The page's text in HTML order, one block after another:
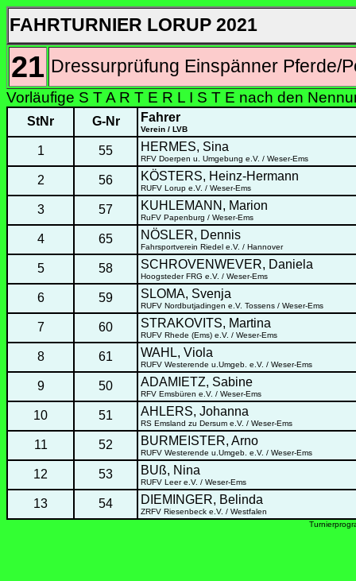
FAHRTURNIER LORUP 2021
21 Dressurprüfung Einspänner Pferde/
Vorläufige S T A R T E R L I S T E nach den
StNr G-Nr Fahrer
Verein / LVB
1 55 HERMES, Sina
RFV Doerpen u. Umgebung e.V. / Weser-Ems
2 56 KÖSTERS, Heinz-Hermann
RUFV Lorup e.V. / Weser-Ems
3 57 KUHLEMANN, Marion
RuFV Papenburg / Weser-Ems
4 65 NÖSLER, Dennis
Fahrsportverein Riedel e.V. / Hannover
5 58 SCHROVENWEVER, Daniela
Hoogsteder FRG e.V. / Weser-Ems
6 59 SLOMA, Svenja
RUFV Nordbutjadingen e.V. Tossens / Weser-Ems
7 60 STRAKOVITS, Martina
RUFV Rhede (Ems) e.V. / Weser-Ems
8 61 WAHL, Viola
RUFV Westerende u.Umgeb. e.V. / Weser-Ems
9 50 ADAMIETZ, Sabine
RFV Emsbüren e.V. / Weser-Ems
10 51 AHLERS, Johanna
RS Emsland zu Dersum e.V. / Weser-Ems
11 52 BURMEISTER, Arno
RUFV Westerende u.Umgeb. e.V. / Weser-Ems
12 53 BUß, Nina
RUFV Leer e.V. / Weser-Ems
13 54 DIEMINGER, Belinda
ZRFV Riesenbeck e.V. / Westfalen